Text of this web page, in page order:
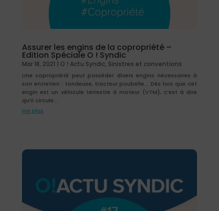
Assurer les engins de la copropriété –
Edition Spéciale O ! Syndic
Mar 18, 2021 | O ! Actu Syndic, Sinistres et conventions
Une copropriété peut posséder divers engins nécessaires à
son entretien : tondeuse, tracteur poubelle... Dès lors que cet
engin est un véhicule terrestre à moteur (VTM), c’est à dire
qu’il circule...
lire plus